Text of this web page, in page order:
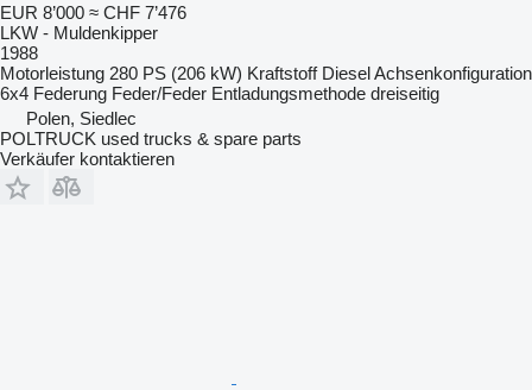
EUR 8’000 ≈ CHF 7’476
LKW - Muldenkipper
1988
Motorleistung 280 PS (206 kW) Kraftstoff DieselAchsenkonfiguration
6x4 Federung Feder/Feder Entladungsmethode dreiseitig
Polen, Siedlec
POLTRUCK used trucks & spare parts
Verkäufer kontaktieren